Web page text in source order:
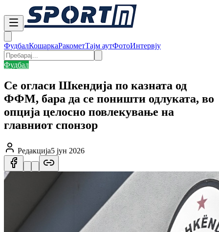
ФудбалКошаркаРакометТајм аутФотоИнтервју
Фудбал
Се огласи Шкендија по казната од
ФФМ, бара да се поништи одлуката, во
опција целосно повлекување на
главниот спонзор
Редакција5 јун 2026